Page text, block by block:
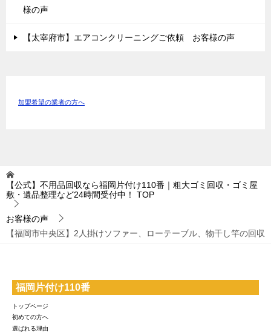
様の声
【太宰府市】エアコンクリーニングご依頼 お客様の声
加盟希望の業者の方へ
【公式】不用品回収なら福岡片付け110番｜粗大ゴミ回収・ゴミ屋
敷・遺品整理など24時間受付中！
TOP
お客様の声
【福岡市中央区】2人掛けソファー、ローテーブル、物干し竿の回収
福岡片付け110番
トップページ
初めての方へ
選ばれる理由